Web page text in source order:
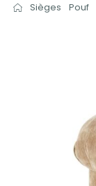
Sièges Pouf